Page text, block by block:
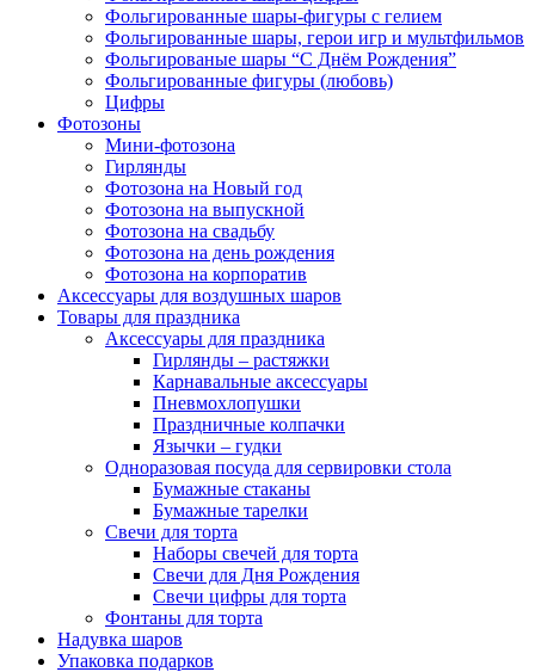
Фольгированные шары-фигуры с гелием
Фольгированные шары, герои игр и мультфильмов
Фольгированые шары “С Днём Рождения”
Фольгированные фигуры (любовь)
Цифры
Фотозоны
Мини-фотозона
Гирлянды
Фотозона на Новый год
Фотозона на выпускной
Фотозона на свадьбу
Фотозона на день рождения
Фотозона на корпоратив
Аксессуары для воздушных шаров
Товары для праздника
Аксессуары для праздника
Гирлянды – растяжки
Карнавальные аксессуары
Пневмохлопушки
Праздничные колпачки
Язычки – гудки
Одноразовая посуда для сервировки стола
Бумажные стаканы
Бумажные тарелки
Свечи для торта
Наборы свечей для торта
Свечи для Дня Рождения
Свечи цифры для торта
Фонтаны для торта
Надувка шаров
Упаковка подарков